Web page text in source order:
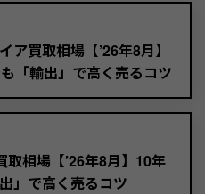
ア買取相場【’26年8月】
「輸出」で高く売るコツ
取相場【’26年8月】10年
」で高く売るコツ